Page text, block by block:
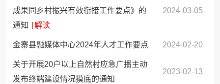
成果同乡村振兴有效衔接工作要点》的
通知
解读
2024-03-05
金寨县融媒体中心2024年人才工作要点 2024-02-20
关于开展20户以上自然村应急广播主动
发布终端建设情况摸底的通知
2023-02-13